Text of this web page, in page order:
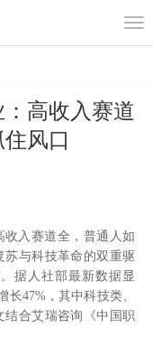
高收入赛道
风口
收入赛道全，普通人如
与科技革命的双重驱
据人社部最新数据显
47%，其中科技类、
结合艾瑞咨询《中国职